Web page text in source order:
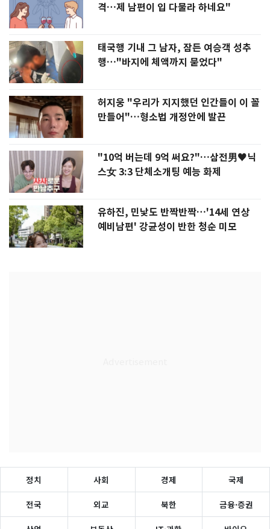
격…제 남편이 입 다물라 하네요"
태국행 기내 그 남자, 잠든 여승객 성추
행…"바지에 체액까지 묻었다"
허지웅 "우리가 지지했던 인간들이 이 꼴
만들어"…형소법 개정안에 발끈
"10억 버는데 9억 써요?"…삼전男♥닉
스女 3:3 단체소개팅 예능 화제
유하진, 민낯도 반짝반짝…'14세 연상
예비남편' 강균성이 반한 청순 미모
정치 사회 경제 국제
전국 외교 북한 금융·증권